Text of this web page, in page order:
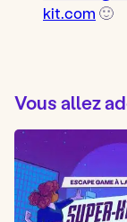
kit.com 🙂
Vous allez